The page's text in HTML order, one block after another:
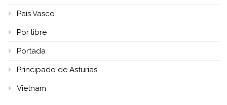
País Vasco
Por libre
Portada
Principado de Asturias
Vietnam